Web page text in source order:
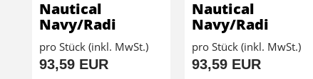
Nautical
Navy/Radi
pro Stück (inkl. MwSt.)
93,59 EUR
Nautical
Navy/Radi
pro Stück (inkl. MwSt.)
93,59 EUR